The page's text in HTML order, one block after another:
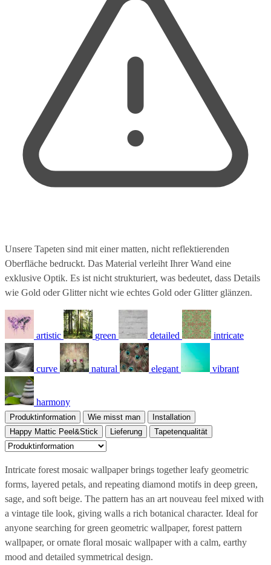
Unsere Tapeten sind mit einer matten, nicht reflektierenden
Oberfläche bedruckt. Das Material verleiht Ihrer Wand eine
exklusive Optik. Es ist nicht strukturiert, was bedeutet, dass Details
wie Gold oder Glitter nicht wie echtes Gold oder Glitter glänzen.
artistic green detailed intricate
curve natural elegant vibrant
harmony
Produktinformation Wie misst man
Installation
Happy Mattic Peel&Stick
Lieferung Tapetenqualität
Intricate forest mosaic wallpaper brings together leafy geometric
forms, layered petals, and repeating diamond motifs in deep green,
sage, and soft beige. The pattern has an art nouveau feel mixed with
a vintage tile look, giving walls a rich botanical character. Ideal for
anyone searching for green geometric wallpaper, forest pattern
wallpaper, or ornate floral mosaic wallpaper with a calm, earthy
mood and detailed symmetrical design.